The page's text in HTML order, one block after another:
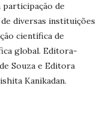
de
diversas instituições
científica de
global. Editora-
Souza e Editora
Kanikadan.